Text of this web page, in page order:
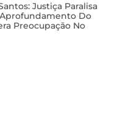
Justiça Paralisa
Do
Preocupação No